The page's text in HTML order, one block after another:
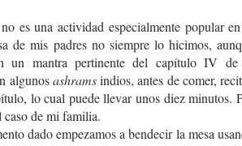
es una actividad especialmente popular
de mis padres no siempre lo hicimos,
un mantra pertinente del capítulo IV
algunosashramsindios, antes de comer,
lo cual puede llevar unos diez minutos.
caso de mi familia.
dado empezamos a bendecir la mesa